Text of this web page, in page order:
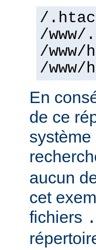
/
/www/
/
/
En
de ce
aucun
cet
fichiers